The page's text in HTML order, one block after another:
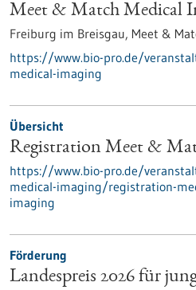
Meet & Match Medical
Freiburg im Breisgau, Meet &
https://www.bio-pro.de/
medical-imaging
Übersicht
Registration Meet &
https://www.bio-pro.de/
medical-imaging/registration-
imaging
Förderung
Landespreis 2026 für